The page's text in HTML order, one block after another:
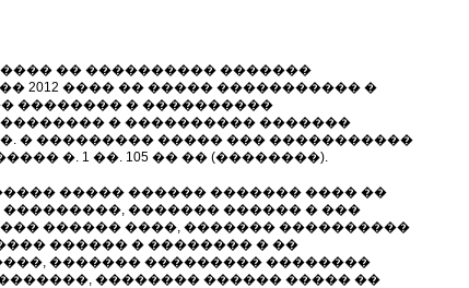
�� ���������� �������
2012 ���� �� ����� ����������� �
�������� � ����������
� ���������� �������
� ��������� ����� ��� �����������
�. 1 ��. 105 �� �� (��������).
����� ������ ������� ���� ��
������� ������ � ���
������ ����, ������� ����������
������ � �������� � ��
������� ��������� ��������
�������� ������ ����� ��